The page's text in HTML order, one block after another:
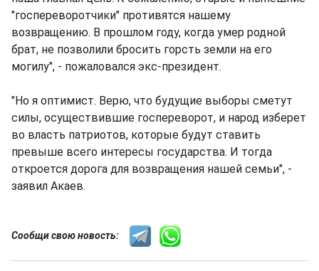
"госпереворотчики" противятся нашему
возвращению. В прошлом году, когда умер родной
брат, не позволили бросить горсть земли на его
могилу", - пожаловался экс-президент.
"Но я оптимист. Верю, что будущие выборы сметут
силы, осуществившие госпереворот, и народ изберет
во власть патриотов, которые будут ставить
превыше всего интересы государства. И тогда
откроется дорога для возвращения нашей семьи", -
заявил Акаев.
Сообщи свою новость: